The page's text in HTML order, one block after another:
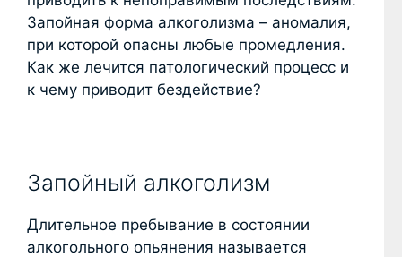
Запойная форма алкоголизма – аномалия,
при которой опасны любые промедления.
Как же лечится патологический процесс и
к чему приводит бездействие?
Запойный алкоголизм
Длительное пребывание в состоянии
алкогольного опьянения называется